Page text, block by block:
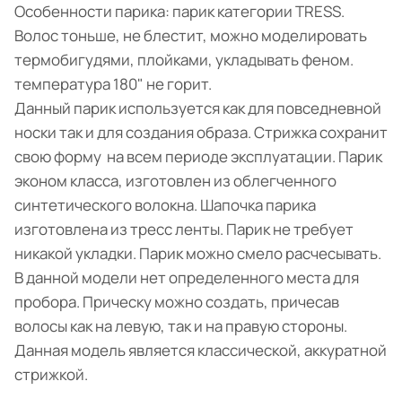
Особенности парика: парик категории TRESS.
Волос тоньше, не блестит, можно моделировать
термобигудями, плойками, укладывать феном.
температура 180" не горит.
Данный парик используется как для повседневной
носки так и для создания образа. Стрижка сохранит
свою форму на всем периоде эксплуатации. Парик
эконом класса, изготовлен из облегченного
синтетического волокна. Шапочка парика
изготовлена из тресс ленты. Парик не требует
никакой укладки. Парик можно смело расчесывать.
В данной модели нет определенного места для
пробора. Прическу можно создать, причесав
волосы как на левую, так и на правую стороны.
Данная модель является классической, аккуратной
стрижкой.